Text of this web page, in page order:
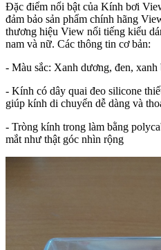
Đặc điểm nổi bật của Kính bơi
đảm bảo sản phẩm chính hãng
thương hiệu View nổi tiếng kiểu
nam và nữ. Các thông tin cơ bản:
- Màu sắc: Xanh dương, đen, xanh
- Kính có dây quai đeo silicone
giúp kính di chuyển dễ dàng và
- Tròng kính trong làm bằng
mắt như thật góc nhìn rộng